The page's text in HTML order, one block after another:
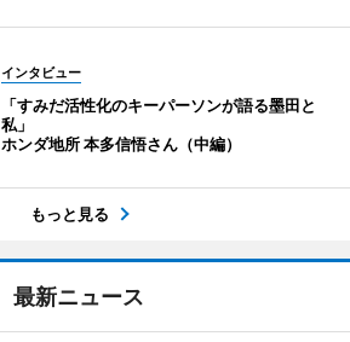
インタビュー
「すみだ活性化のキーパーソンが語る墨田と
私」
ホンダ地所 本多信悟さん（中編）
もっと見る
最新ニュース